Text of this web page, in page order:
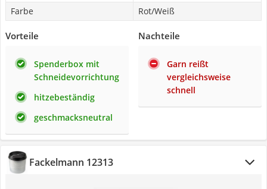
Farbe
Rot/Weiß
Vorteile
Spenderbox mit
Schneidevorrichtung
hitzebeständig
geschmacksneutral
Nachteile
Garn reißt
vergleichsweise
schnell
Fackelmann 12313